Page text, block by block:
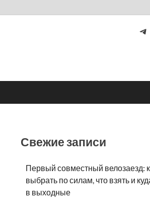
Свежие записи
Первый совместный велозаезд:
выбрать по силам, что взять и
в выходные